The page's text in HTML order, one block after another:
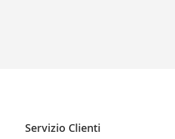
Servizio Clienti